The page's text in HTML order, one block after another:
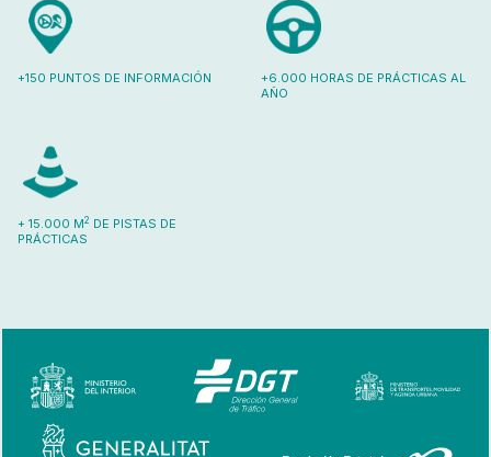
+150 PUNTOS DE INFORMACIÓN
+6.000 HORAS DE PRÁCTICAS AL
AÑO
+ 15.000 M2 DE PISTAS DE
PRÁCTICAS